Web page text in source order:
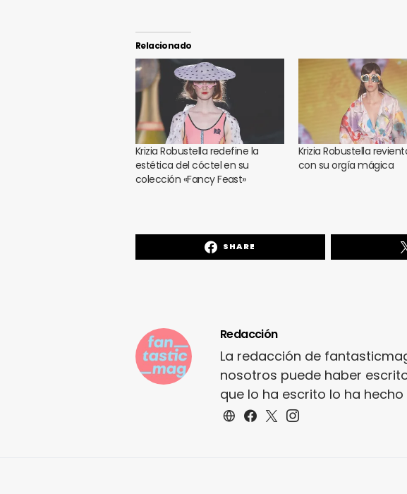
Relacionado
Krizia Robustella redefine la
estética del cóctel en su
colección «Fancy Feast»
Krizia Robustella
con su orgía mágica
SHARE
Redacción
La redacción de
nosotros puede haber
que lo ha escrito lo ha